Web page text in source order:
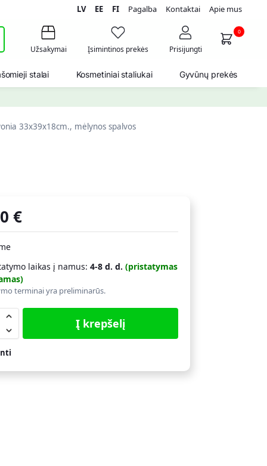
LV EE FI Pagalba Kontaktai Apie mus
Užsakymai Įsimintinos prekės Prisijungti
0
stalai Kosmetiniai staliukai Gyvūnų prekės
33x39x18cm., mėlynos spalvos
€
laikas į namus:4-8 d. d. (pristatymas
terminai yra preliminarūs.
Į krepšelį